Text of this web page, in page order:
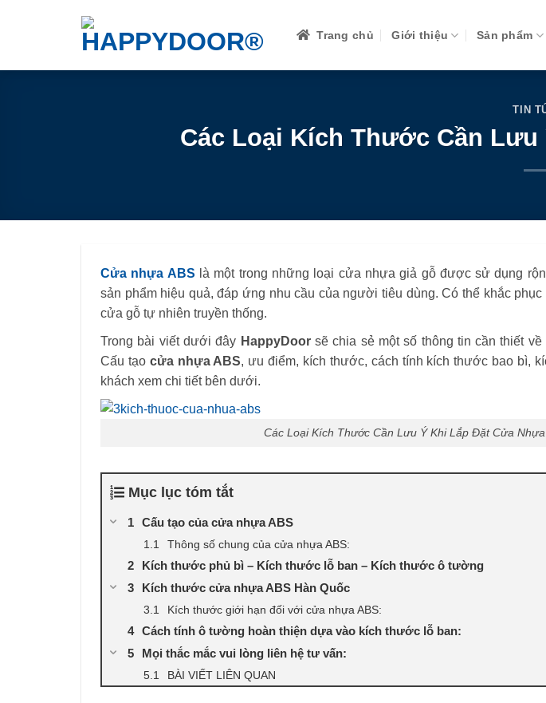
Trang chủ Giới thiệu Sản phẩm
TIN
Các Loại Kích Thước Cần
Cửa nhựa ABS là một trong những loại cửa nhựa giả gỗ được sử dụng
sản phẩm hiệu quả, đáp ứng nhu cầu của người tiêu dùng. Có thể khắc phục
cửa gỗ tự nhiên truyền thống.
Trong bài viết dưới đây HappyDoorsẽ chia sẻ một số thông tin cần thiết
Cấu tạo cửa nhựa ABS, ưu điểm, kích thước, cách tính kích thước bao bì,
khách xem chi tiết bên dưới.
Các Loại Kích Thước Cần Lưu Ý Khi Lắp Đặt Cửa Nhựa
Mục lục tóm tắt
Cấu tạo của cửa nhựa ABS
Thông số chung của cửa nhựa ABS:
Kích thước phủ bì – Kích thước lỗ ban – Kích thước ô tường
Kích thước cửa nhựa ABS Hàn Quốc
Kích thước giới hạn đối với cửa nhựa ABS:
Cách tính ô tường hoàn thiện dựa vào kích thước lỗ ban:
Mọi thắc mắc vui lòng liên hệ tư vấn:
BÀI VIẾT LIÊN QUAN